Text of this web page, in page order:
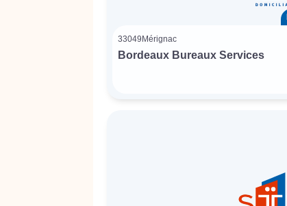
33049 Mérignac
Bordeaux Bureaux Services